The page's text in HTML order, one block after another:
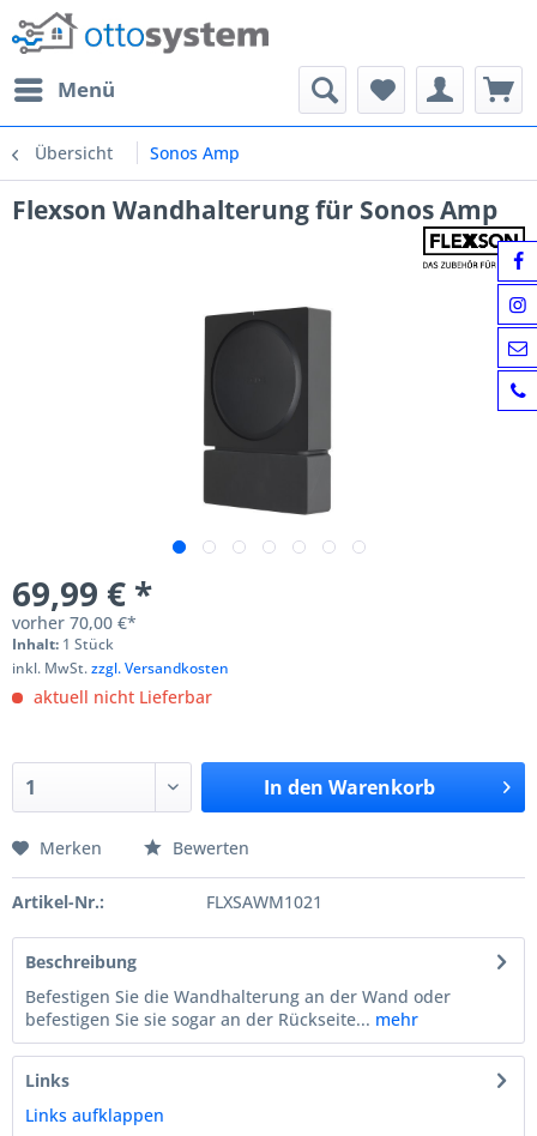
Menü
Übersicht Sonos Amp
Flexson Wandhalterung für Sonos Amp
69,99 € *
vorher 70,00 €*
Inhalt: 1 Stück
inkl. MwSt.zzgl. Versandkosten
aktuell nicht Lieferbar
In den Warenkorb
Merken Bewerten
Artikel-Nr.: FLXSAWM1021
Beschreibung
Befestigen Sie die Wandhalterung an der Wand oder
befestigen Sie sie sogar an der Rückseite... mehr
Links
Links aufklappen